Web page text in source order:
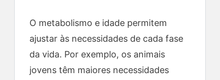
O metabolismo e idade permitem
ajustar às necessidades de cada fase
da vida. Por exemplo, os animais
jovens têm maiores necessidades